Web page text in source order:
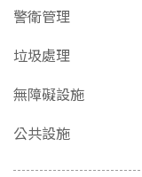
警衛管理
垃圾處理
無障礙設施
公共設施